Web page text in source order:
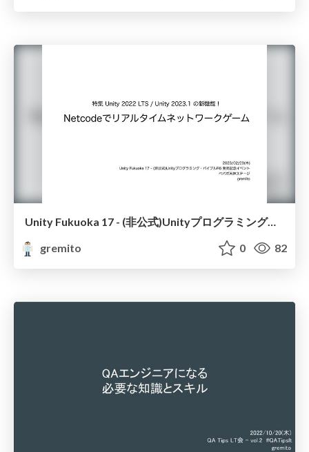
Unity Fukuoka 17 - (非公式)Unityプログラミング・バイブルR6 発売記念イベント
gremito
0 82